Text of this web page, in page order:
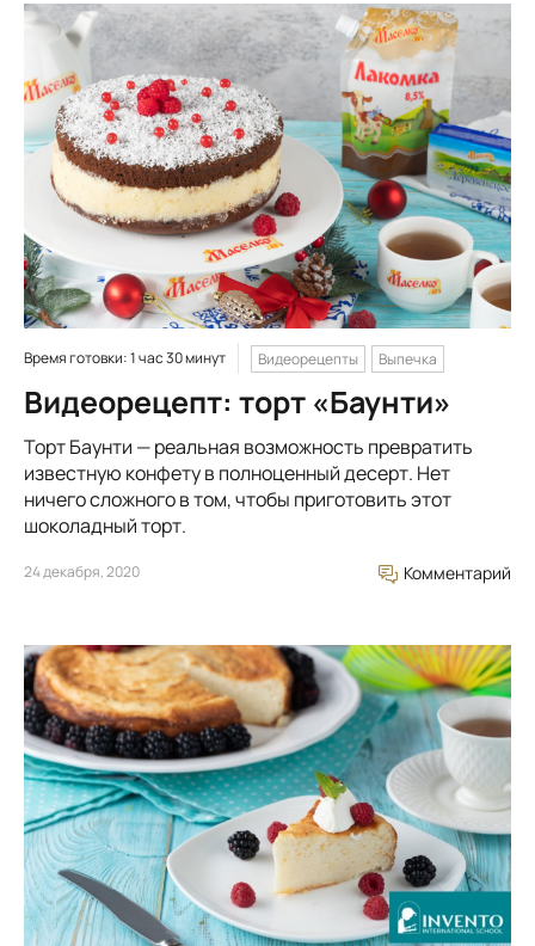
Время готовки: 1 час 30 минут Видеорецепты Выпечка
Видеорецепт: торт «Баунти»
Торт Баунти — реальная возможность превратить
известную конфету в полноценный десерт. Нет
ничего сложного в том, чтобы приготовить этот
шоколадный торт.
24 декабря, 2020 Комментарий